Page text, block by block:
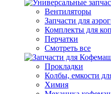
Вентиляторы
Запчасти для
Комплекты для
Перчатки
Смотреть все
Прокладки
Колбы, емкости
Химия